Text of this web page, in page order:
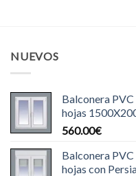
NUEVOS
Balconera
hojas
560.00€
Balconera
hojas con